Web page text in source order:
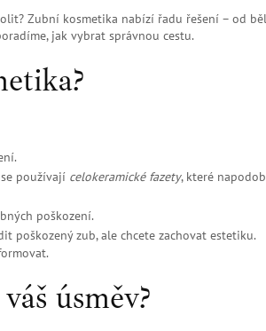
Zubní kosmetika nabízí řadu řešení – od
jak vybrat správnou cestu.
používají celokeramické fazety, které
poškození.
poškozený zub, ale chcete zachovat estetiku.
úsměv?